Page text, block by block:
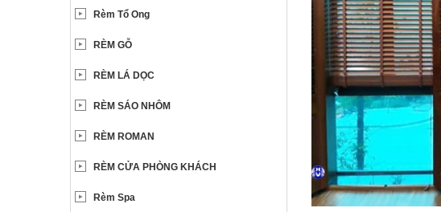
Rèm Tổ Ong
RÈM GỖ
RÈM LÁ DỌC
RÈM SÁO NHÔM
RÈM ROMAN
RÈM CỬA PHÒNG KHÁCH
Rèm Spa